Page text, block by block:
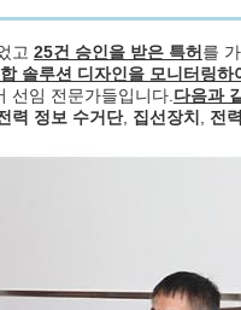
고 25건 승인을 받은 특허 를
솔루션 디자인을 모니터링
선임 전문가들입니다 다음과
력 정보 수거단, 집선장치
전